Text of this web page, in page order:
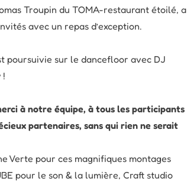
Troupin du TOMA-restaurant étoilé, a
avec un repas d’exception.
poursuivie sur le dancefloor avec DJ
!
à notre équipe, à tous les participants
partenaires, sans qui rien ne serait
Verte pour ces magnifiques montages
pour le son & la lumière​, Craft studio